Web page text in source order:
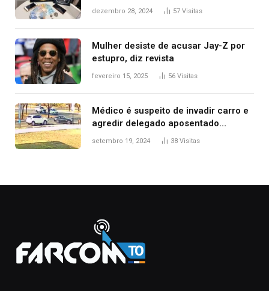
de delegacia e escola, diz polícia
dezembro 28, 2024 57 Visitas
Mulher desiste de acusar Jay-Z por
estupro, diz revista
fevereiro 15, 2025 56 Visitas
Médico é suspeito de invadir carro e
agredir delegado aposentado
durante confusão no trânsito
setembro 19, 2024 38 Visitas